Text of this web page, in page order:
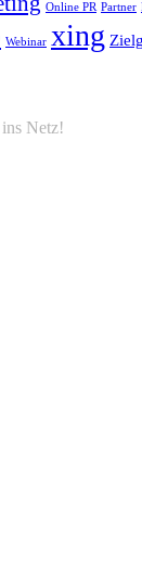
Online PR Partner
Webinar xing
Netz!